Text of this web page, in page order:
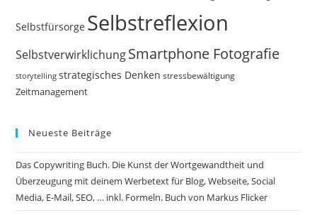
Selbstfürsorge Selbstreflexion
SelbstverwirklichungSmartphone Fotografie
storytelling strategisches Denken stressbewältigung
Zeitmanagement
Neueste Beiträge
Das Copywriting Buch. Die Kunst der Wortgewandtheit und
Überzeugung mit deinem Werbetext für Blog, Webseite, Social
Media, E-Mail, SEO, … inkl. Formeln. Buch von Markus Flicker